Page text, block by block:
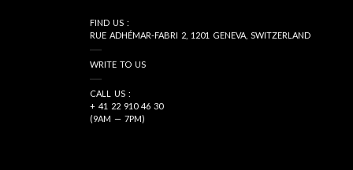
FIND US :
RUE ADHÉMAR-FABRI 2, 1201 GENEVA, SWITZERLAND
WRITE TO US
CALL US :
+ 41 22 910 46 30
(9AM — 7PM)